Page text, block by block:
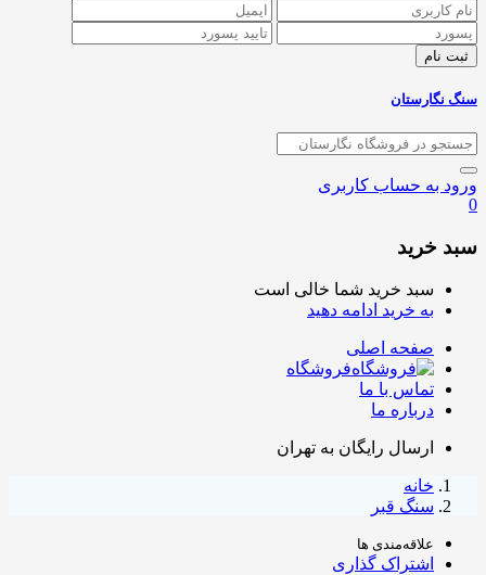
سنگ نگارستان
ورود به حساب کاربری
0
سبد خرید
سبد خرید شما خالی است
به خرید ادامه دهید
صفحه اصلی
فروشگاه
تماس با ما
درباره ما
ارسال رایگان به تهران
خانه
سنگ قبر
علاقه‌مندی ها
اشتراک گذاری